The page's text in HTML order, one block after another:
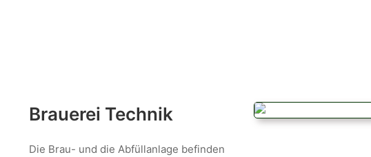
Brauerei Technik
Die Brau- und die Abfüllanlage befinden